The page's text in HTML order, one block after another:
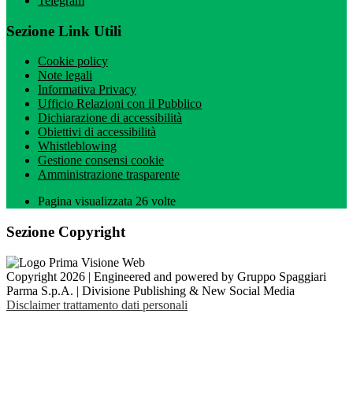
Sezione Link Utili
Cookie policy
Note legali
Informativa Privacy
Ufficio Relazioni con il Pubblico
Dichiarazione di accessibilità
Obiettivi di accessibilità
Whistleblowing
Gestione consensi cookie
Amministrazione trasparente
Pagina visualizzata 26 volte
Sezione Copyright
Copyright 2026 | Engineered and powered by Gruppo Spaggiari
Parma S.p.A. | Divisione Publishing & New Social Media
Disclaimer trattamento dati personali